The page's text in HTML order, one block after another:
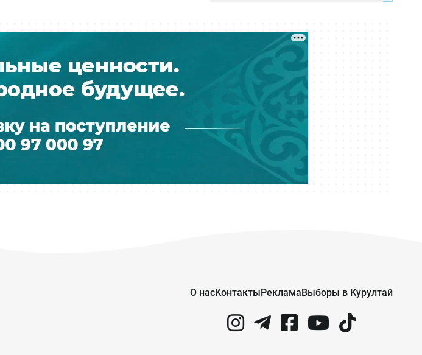
За неделю в Казахстане
произошло 47 лесных пожаров
Вчера 19:05
Ахалтекинку Акжан из
президентской конюшни впервые
показали на просторах степи
Вчера 18:23
Пожар на обогатительной фабрике
Вчера 15:19
Резервуар загорелся на нефтяном
О насКонтактыРекламаВыборы в Курултай